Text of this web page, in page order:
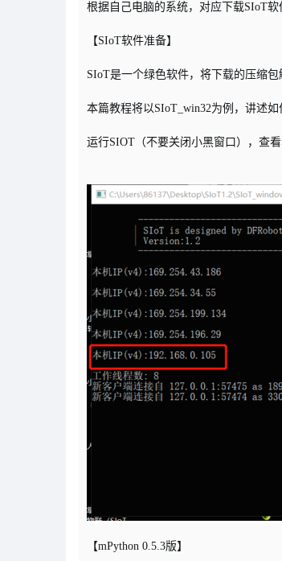
根据自己电脑的系统，对应下载SIoT软
【SIoT软件准备】
SIoT是一个绿色软件，将下载的压缩包
本篇教程将以SIoT_win32为例，讲述如
运行SIOT（不要关闭小黑窗口），查看
【mPython 0.5.3版】